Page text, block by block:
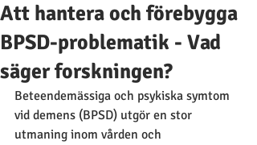
Att hantera och förebygga
BPSD-problematik - Vad
säger forskningen?
Beteendemässiga och psykiska symtom
vid demens (BPSD) utgör en stor
utmaning inom vården och